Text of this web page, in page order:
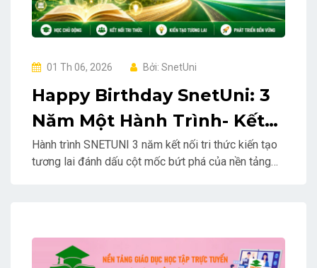
01 Th 06, 2026 Bởi: SnetUni
Happy Birthday SnetUni: 3
Năm Một Hành Trình- Kết
Nối Tri Thức-Kiến Tạo
Tương Lai
Hành trình SNETUNI 3 năm kết nối tri thức kiến tạo
tương lai đánh dấu cột mốc bứt phá của nền tảng